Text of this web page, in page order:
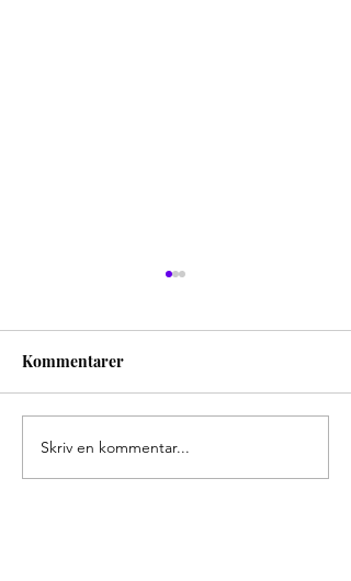
Vad ska kyrkan göra när
Jesus trendar?
Kommentarer
Skriv en kommentar...